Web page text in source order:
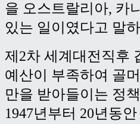
을 오스트랄리아, 카
있는 일이였다고 말
제2차 세계대전직후
예산이 부족하여 골
만을 받아들이는 정
1947년부터 20년동